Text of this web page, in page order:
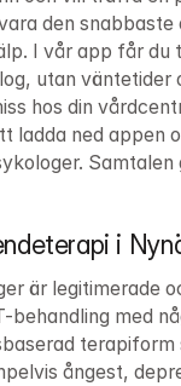
den
I vår app får du
utan väntetider
hos din
ladda ned appen
i
är legitimerade
behandling med
terapiform
ångest,